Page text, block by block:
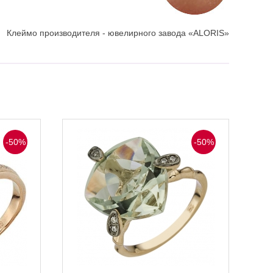
Клеймо производителя - ювелирного завода «ALORIS»
-50% -50%